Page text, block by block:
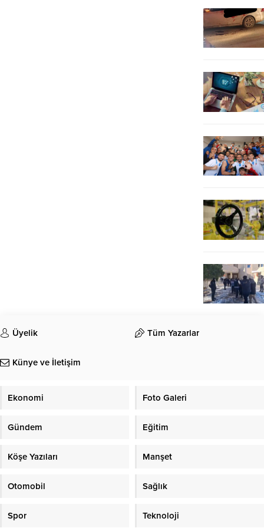
Üyelik Tüm Yazarlar
Künye ve İletişim
Ekonomi Foto Galeri
Gündem Eğitim
Köşe Yazıları Manşet
Otomobil Sağlık
Spor Teknoloji